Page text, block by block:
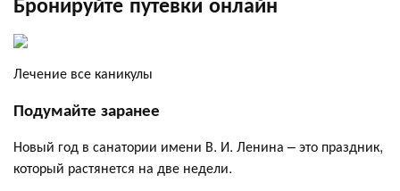
Лечение все каникулы
Подумайте заранее
Новый год в санатории имени В. И. Ленина – это праздник,
который растянется на две недели.